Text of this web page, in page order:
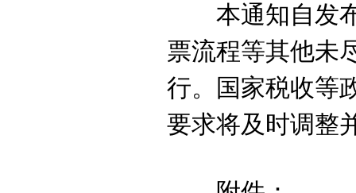
本通知自发
票流程等其他未
行。国家税收等
要求将及时调整